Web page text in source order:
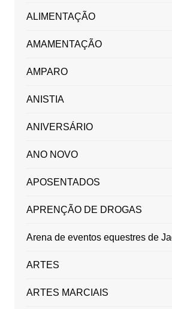
ALIMENTAÇÃO
AMAMENTAÇÃO
AMPARO
ANISTIA
ANIVERSÁRIO
ANO NOVO
APOSENTADOS
APRENÇÃO DE DROGAS
Arena de eventos equestres de
ARTES
ARTES MARCIAIS